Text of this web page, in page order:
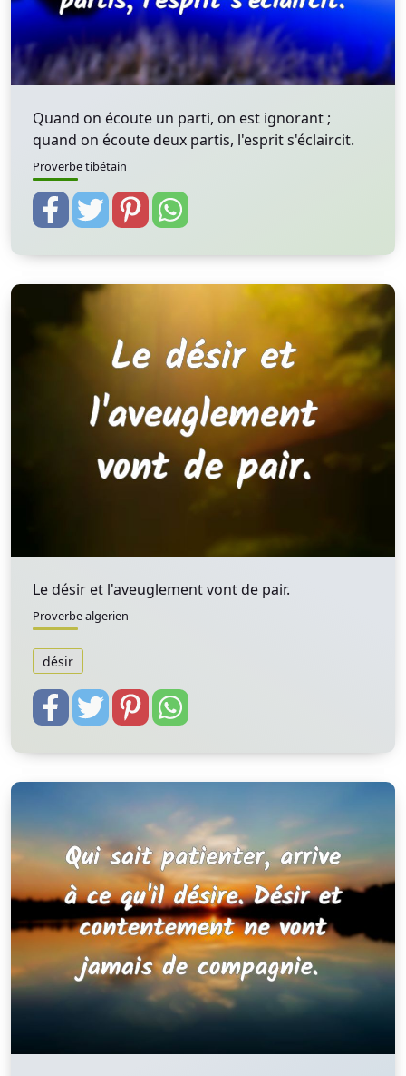
Quand on écoute un parti, on est ignorant ;
quand on écoute deux partis, l'esprit s'éclaircit.
Proverbe tibétain
Le désir et l'aveuglement vont de pair.
Proverbe algerien
désir